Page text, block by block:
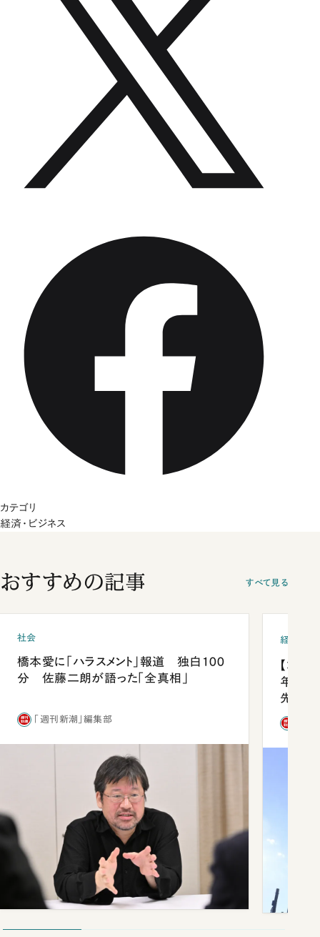
カテゴリ
経済・ビジネス
おすすめの記事 すべて見る
社会
橋本愛に「ハラスメント」報道 独白100
分 佐藤二朗が語った「全真相」
「週刊新潮」編集部
経済・ビ
【コン
年会は
先1位